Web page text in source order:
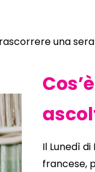
una
Il Lunedì
francese,